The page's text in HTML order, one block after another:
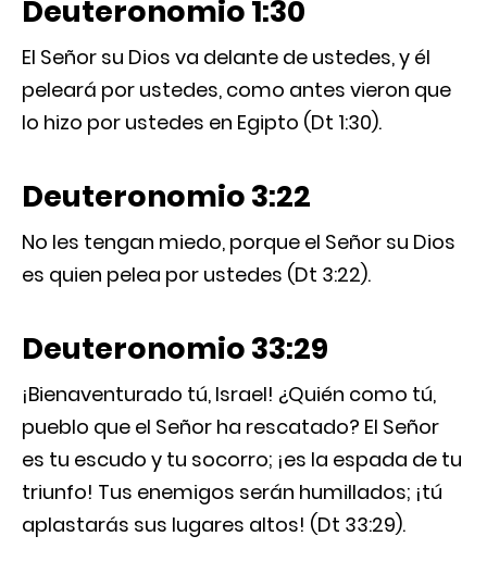
Deuteronomio 1:30
El Señor su Dios va delante de ustedes, y él
peleará por ustedes, como antes vieron que
lo hizo por ustedes en Egipto (Dt 1:30).
Deuteronomio 3:22
No les tengan miedo, porque el Señor su Dios
es quien pelea por ustedes (Dt 3:22).
Deuteronomio 33:29
¡Bienaventurado tú, Israel! ¿Quién como tú,
pueblo que el Señor ha rescatado? El Señor
es tu escudo y tu socorro; ¡es la espada de tu
triunfo! Tus enemigos serán humillados; ¡tú
aplastarás sus lugares altos! (Dt 33:29).